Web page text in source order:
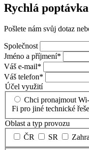
Rychlá poptávka
Pošlete nám svůj dotaz
Společnost
Jméno a příjmení*
Váš e-mail*
Váš telefon*
Účel využití
Chci pronajmout
Fi pro jiné technické
Oblast a typ provozu
ČR
SR